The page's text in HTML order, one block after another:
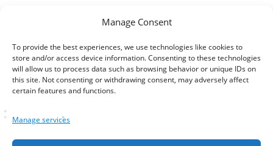
Manage Consent
To provide the best experiences, we use technologies like cookies to
store and/or access device information. Consenting to these technologies
will allow us to process data such as browsing behavior or unique IDs on
this site. Not consenting or withdrawing consent, may adversely affect
certain features and functions.
Manage services
Υγεία – Φαρμακευτικά – Βιοεπιστήμες (25 θέσεις)
Μπορείτε να δείτε τις υποτροφίεςεδώ.
tagsPhD,μεταπτυχιακά